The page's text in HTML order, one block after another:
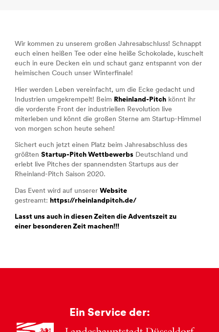
Wir kommen zu unserem großen Jahresabschluss! Schnappt
euch einen heißen Tee oder eine heiße Schokolade, kuschelt
euch in eure Decken ein und schaut ganz entspannt von der
heimischen Couch unser Winterfinale!
Hier werden Leben vereinfacht, um die Ecke gedacht und
Industrien umgekrempelt! Beim
Rheinland-Pitch könnt ihr
die vorderste Front der industriellen Revolution live
miterleben und könnt die großen Sterne am Startup-Himmel
von morgen schon heute sehen!
Sichert euch jetzt einen Platz beim Jahresabschluss des
größten Startup-Pitch Wettbewerbs Deutschland und
erlebt live Pitches der spannendsten Startups aus der
Rheinland-Pitch Saison 2020.
Das Event wird auf unserer Website
gestreamt:
https://rheinlandpitch.de/
Lasst uns auch in diesen Zeiten die Adventszeit zu
einer besonderen Zeit machen!!!
Ein Service der: